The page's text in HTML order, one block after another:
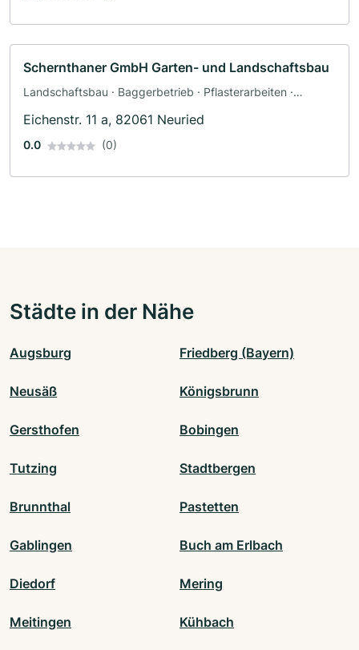
Schernthaner GmbH Garten- und Landschaftsbau
Landschaftsbau · Baggerbetrieb · Pflasterarbeiten ·
Eichenstr. 11 a, 82061 Neuried
0.0 (0)
Städte in der Nähe
Augsburg Friedberg (Bayern)
Neusäß Königsbrunn
Gersthofen Bobingen
Tutzing Stadtbergen
Brunnthal Pastetten
Gablingen Buch am Erlbach
Diedorf Mering
Meitingen Kühbach